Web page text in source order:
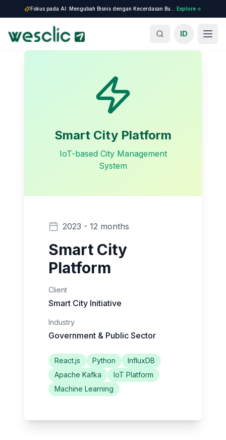
Explore
ID
Smart City Platform
IoT-based City Management
System
2023 - 12 months
Smart City
Platform
Client
Smart City Initiative
Industry
Government & Public Sector
React.js Python
InfluxDB
Apache Kafka
IoT Platform
Machine Learning